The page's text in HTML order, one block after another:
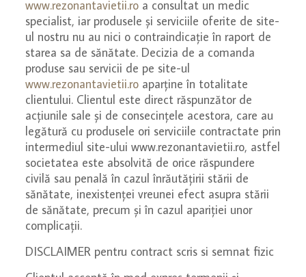
www.rezonantavietii.roa consultat un medic
specialist, iar produsele și serviciile oferite de site-
ul nostru nu au nici o contraindicație în raport de
starea sa de sănătate. Decizia de a comanda
produse sau servicii de pe site-ul
www.rezonantavietii.roaparține în totalitate
clientului. Clientul este direct răspunzător de
acțiunile sale și de consecințele acestora, care au
legătură cu produsele ori serviciile contractate prin
intermediul site-ului www.rezonantavietii.ro, astfel
societatea este absolvită de orice răspundere
civilă sau penală în cazul înrăutățirii stării de
sănătate, inexistenței vreunei efect asupra stării
de sănătate, precum și în cazul apariției unor
complicații.
DISCLAIMER pentru contract scris si semnat fizic